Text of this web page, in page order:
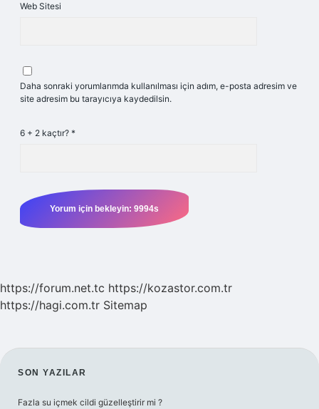
Web Sitesi
Daha sonraki yorumlarımda kullanılması için adım, e-posta adresim ve
site adresim bu tarayıcıya kaydedilsin.
6 + 2 kaçtır? *
https://forum.net.tc https://kozastor.com.tr
https://hagi.com.tr Sitemap
SIDEBAR
SON YAZILAR
Fazla su içmek cildi güzelleştirir mi ?